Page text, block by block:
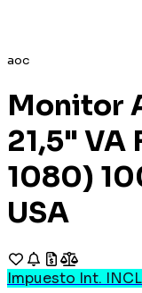
aoc
Monitor
21,5" VA
1080)
USA
Impuesto Int.